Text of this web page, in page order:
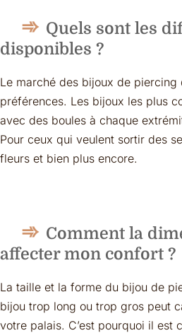
Quels sont les
disponibles ?
Le marché des bijoux de
préférences. Les bijoux les plus
avec des boules à chaque
Pour ceux qui veulent sortir des
fleurs et bien plus encore.
Comment la
affecter mon confort ?
La taille et la forme du bijou de
bijou trop long ou trop gros peut
votre palais. C’est pourquoi il